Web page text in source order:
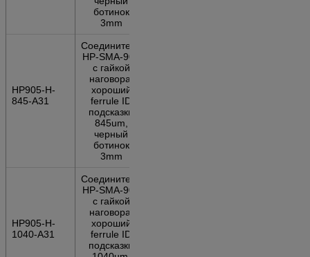
ботинок
3mm
HP905-H-
845-A31
Соединитель
HP-SMA-905
с гайкой
наговора,
хороший
ferrule ID
подсказки
845um,
черный
ботинок
3mm
HP905-H-
1040-A31
Соединитель
HP-SMA-905
с гайкой
наговора,
хороший
ferrule ID
подсказки